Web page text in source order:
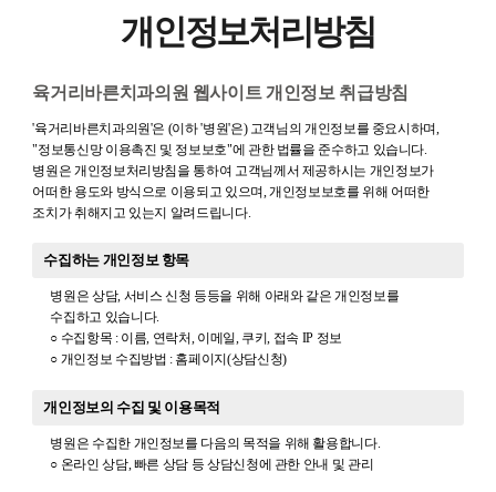
개인정보처리방침
육거리바른치과의원 웹사이트 개인정보 취급방침
'육거리바른치과의원'은 (이하 '병원'은) 고객님의 개인정보를 중요시하며,
"정보통신망 이용촉진 및 정보보호"에 관한 법률을 준수하고 있습니다.
병원은 개인정보처리방침을 통하여 고객님께서 제공하시는 개인정보가
어떠한 용도와 방식으로 이용되고 있으며, 개인정보보호를 위해 어떠한
조치가 취해지고 있는지 알려드립니다.
수집하는 개인정보 항목
병원은 상담, 서비스 신청 등등을 위해 아래와 같은 개인정보를
수집하고 있습니다.
○ 수집항목 : 이름, 연락처, 이메일, 쿠키, 접속 IP 정보
○ 개인정보 수집방법 : 홈페이지(상담신청)
개인정보의 수집 및 이용목적
병원은 수집한 개인정보를 다음의 목적을 위해 활용합니다.
○ 온라인 상담, 빠른 상담 등 상담신청에 관한 안내 및 관리